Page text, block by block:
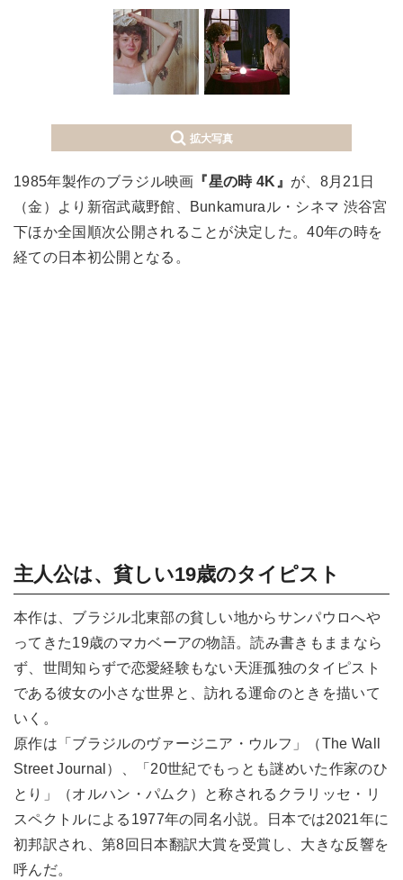
拡大写真
1985年製作のブラジル映画 『星の時 4K』 が、8月21日
（金）より新宿武蔵野館、Bunkamuraル・シネマ 渋谷宮
下ほか全国順次公開されることが決定した。40年の時を
経ての日本初公開となる。
主人公は、貧しい19歳のタイピスト
本作は、ブラジル北東部の貧しい地からサンパウロへや
ってきた19歳のマカベーアの物語。読み書きもままなら
ず、世間知らずで恋愛経験もない天涯孤独のタイピスト
である彼女の小さな世界と、訪れる運命のときを描いて
いく。
原作は「ブラジルのヴァージニア・ウルフ」（The Wall
Street Journal）、「20世紀でもっとも謎めいた作家のひ
とり」（オルハン・パムク）と称されるクラリッセ・リ
スペクトルによる1977年の同名小説。日本では2021年に
初邦訳され、第8回日本翻訳大賞を受賞し、大きな反響を
呼んだ。